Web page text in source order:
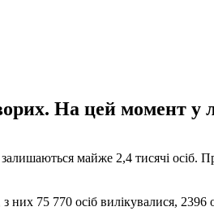
На цей момент у
майже 2,4 тисячі осіб.
них 75 770 осіб вилікувалися,